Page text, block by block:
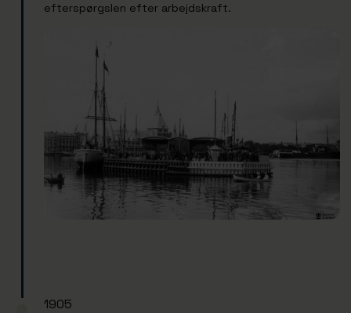
efterspørgslen efter arbejdskraft.
1905